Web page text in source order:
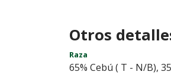
Otros
Raza
65% Cebú ( T - N/B),